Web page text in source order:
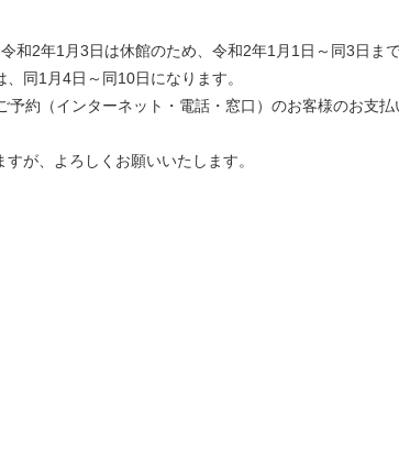
和2年1月3日は休館のため、令和2年1月1日～同3日ま
同1月4日～同10日になります。
約（インターネット・電話・窓口）のお客様のお支
が、よろしくお願いいたします。